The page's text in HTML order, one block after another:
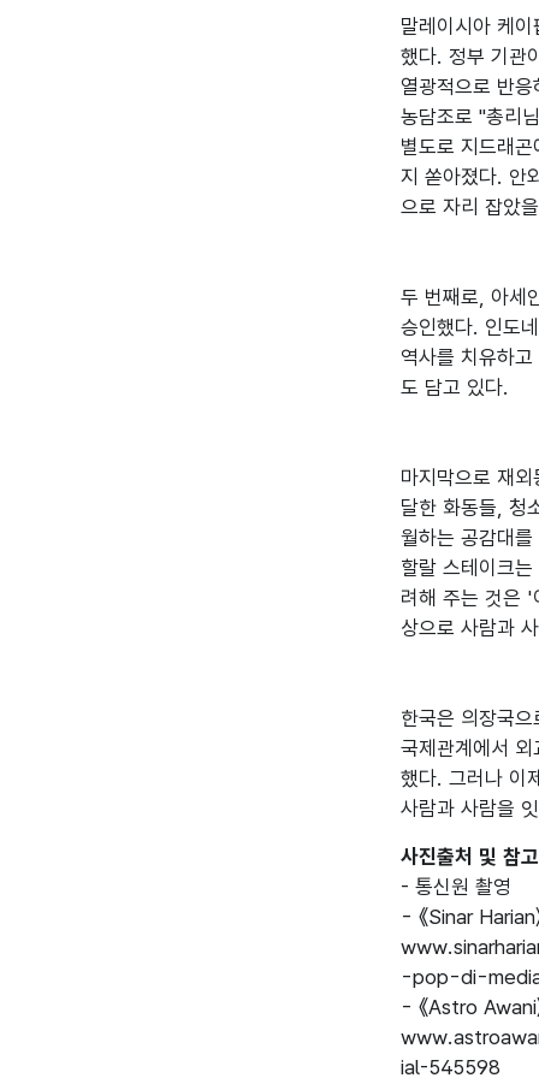
말레이시아 케
했다. 정부 기관
열광적으로 반
농담조로 "총리
별도로 지드래
지 쏟아졌다. 안
으로 자리 잡았
두 번째로, 아세
승인했다. 인도
역사를 치유하
도 담고 있다.
마지막으로 재
달한 화동들, 청
월하는 공감대
할랄 스테이크
려해 주는 것은 '
상으로 사람과
한국은 의장국
국제관계에서
했다. 그러나 이
사진출처 및 참
- 통신원 촬영
- 《Sinar
-pop-di-
- 《Astro
ial-545598